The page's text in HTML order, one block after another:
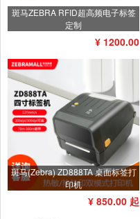
斑马ZEBRA RFID超高频电子标签
定制
¥ 1200.00
斑马(Zebra) ZD888TA 桌面标签打
印机
¥ 850.00 起